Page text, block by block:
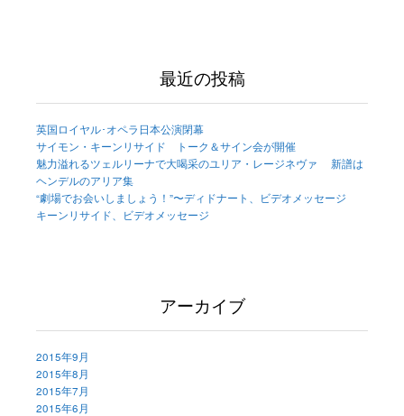
最近の投稿
英国ロイヤル･オペラ日本公演閉幕
サイモン・キーンリサイド トーク＆サイン会が開催
魅力溢れるツェルリーナで大喝采のユリア・レージネヴァ 新譜は
ヘンデルのアリア集
“劇場でお会いしましょう！”〜ディドナート、ビデオメッセージ
キーンリサイド、ビデオメッセージ
アーカイブ
2015年9月
2015年8月
2015年7月
2015年6月